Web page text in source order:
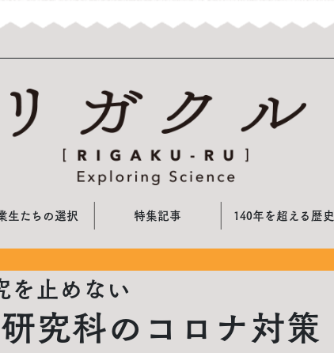
生たちの選択 特集記事 140年を超える歴史
を止めない
究科のコロナ対策